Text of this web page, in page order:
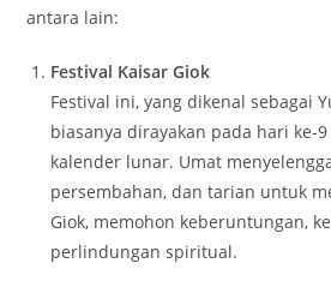
antara lain:
Festival Kaisar Giok
Festival ini, yang dikenal sebagai
biasanya dirayakan pada hari ke-
kalender lunar. Umat
persembahan, dan tarian untuk
Giok, memohon keberuntungan,
perlindungan spiritual.